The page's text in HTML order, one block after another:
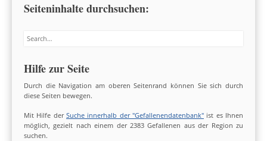
Seiteninhalte durchsuchen:
Search
Hilfe zur Seite
Durch die Navigation am oberen Seitenrand können Sie sich durch
diese Seiten bewegen.
Mit Hilfe der Suche innerhalb der "Gefallenendatenbank" ist es Ihnen
möglich, gezielt nach einem der 2383 Gefallenen aus der Region zu
suchen.